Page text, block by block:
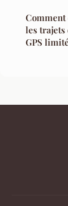
les trajets
GPS